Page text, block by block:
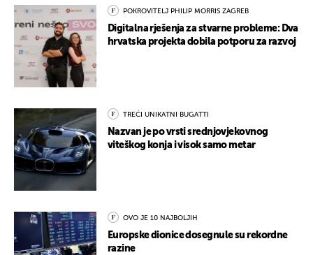
POKROVITELJ PHILIP MORRIS ZAGREB
Digitalna rješenja za stvarne probleme: Dva
hrvatska projekta dobila potporu za razvoj
TREĆI UNIKATNI BUGATTI
Nazvan je po vrsti srednjovjekovnog
viteškog konja i visok samo metar
OVO JE 10 NAJBOLJIH
Europske dionice dosegnule su rekordne
razine